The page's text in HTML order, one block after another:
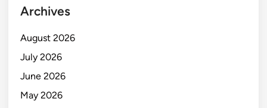
Archives
August 2026
July 2026
June 2026
May 2026